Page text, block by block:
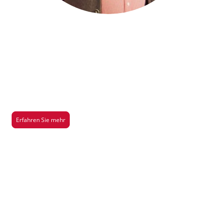
Erfahren Sie mehr